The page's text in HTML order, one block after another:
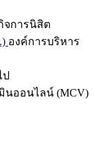
จการนิสิต
องค์การบริหาร
นออนไลน์ (MCV)